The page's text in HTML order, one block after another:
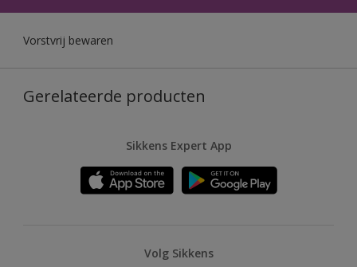
Vorstvrij bewaren
Gerelateerde producten
Sikkens Expert App
Volg Sikkens